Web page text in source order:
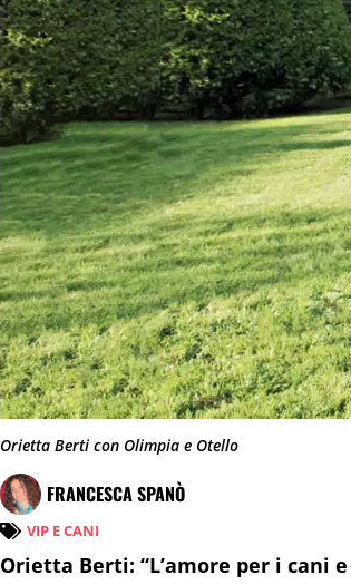
Orietta Berti con Olimpia e Otello
FRANCESCA SPANÒ
VIP E CANI
Orietta Berti: “L’amore per i cani